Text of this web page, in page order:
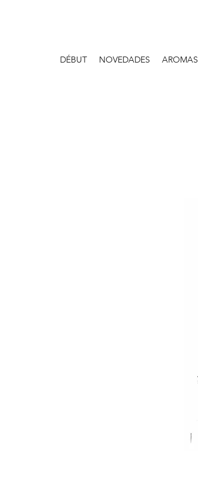
DÉBUT NOVEDADES AROMAS